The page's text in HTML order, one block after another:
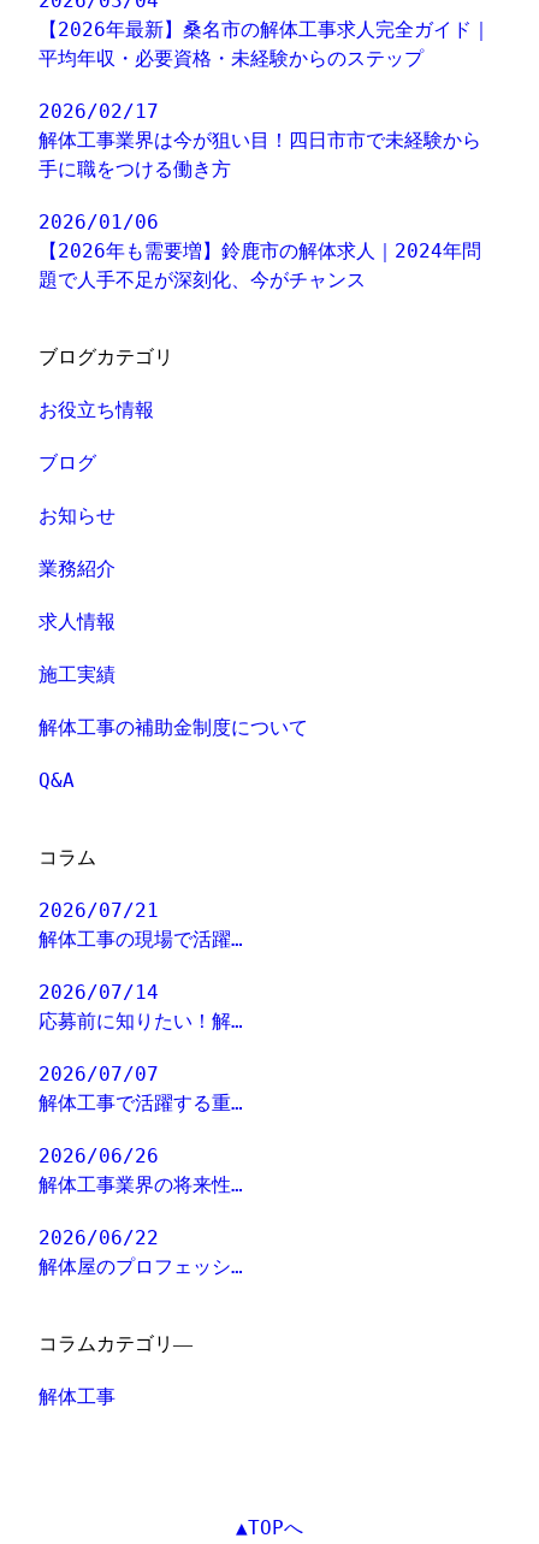
【2026年最新】桑名市の解体工事求人完全ガイド｜
平均年収・必要資格・未経験からのステップ
2026/02/17
解体工事業界は今が狙い目！四日市市で未経験から
手に職をつける働き方
2026/01/06
【2026年も需要増】鈴鹿市の解体求人｜2024年問
題で人手不足が深刻化、今がチャンス
ブログカテゴリ
お役立ち情報
ブログ
お知らせ
業務紹介
求人情報
施工実績
解体工事の補助金制度について
Q&A
コラム
2026/07/21
解体工事の現場で活躍…
2026/07/14
応募前に知りたい！解…
2026/07/07
解体工事で活躍する重…
2026/06/26
解体工事業界の将来性…
2026/06/22
解体屋のプロフェッシ…
コラムカテゴリ―
解体工事
▲TOPへ